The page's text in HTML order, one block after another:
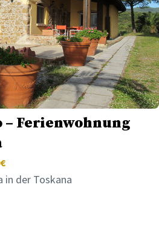
Ferienwohnung
in der Toskana